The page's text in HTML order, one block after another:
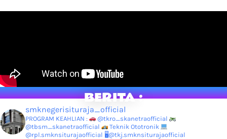
BERITA :
smknegerisituraja_official
PROGRAM KEAHLIAN :
@tkro_skanetraofficial
@tbsm_skanetraofficial
Teknik Ototronik
@rpl.smknsiturajaofficial 🖥@tkj.smknsiturajaofficial